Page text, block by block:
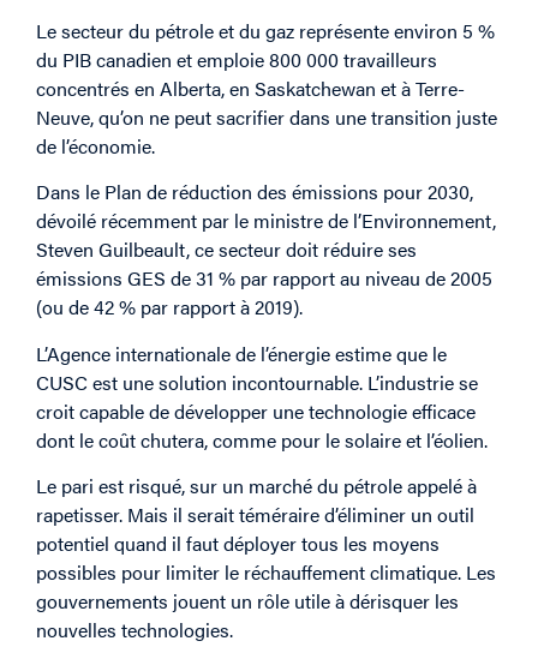
Le secteur du pétrole et du gaz représente environ 5 %
du PIB canadien et emploie 800 000 travailleurs
concentrés en Alberta, en Saskatchewan et à Terre-
Neuve, qu’on ne peut sacrifier dans une transition juste
de l’économie.
Dans le Plan de réduction des émissions pour 2030,
dévoilé récemment par le ministre de l’Environnement,
Steven Guilbeault, ce secteur doit réduire ses
émissions GES de 31 % par rapport au niveau de 2005
(ou de 42 % par rapport à 2019).
L’Agence internationale de l’énergie estime que le
CUSC est une solution incontournable. L’industrie se
croit capable de développer une technologie efficace
dont le coût chutera, comme pour le solaire et l’éolien.
Le pari est risqué, sur un marché du pétrole appelé à
rapetisser. Mais il serait téméraire d’éliminer un outil
potentiel quand il faut déployer tous les moyens
possibles pour limiter le réchauffement climatique. Les
gouvernements jouent un rôle utile à dérisquer les
nouvelles technologies.